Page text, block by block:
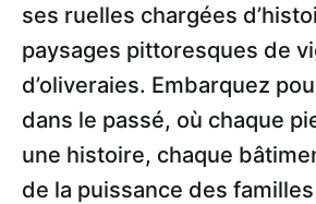
ses ruelles chargées
paysages pittoresques de
d’oliveraies. Embarquez
dans le passé, où chaque
une histoire, chaque
de la puissance des